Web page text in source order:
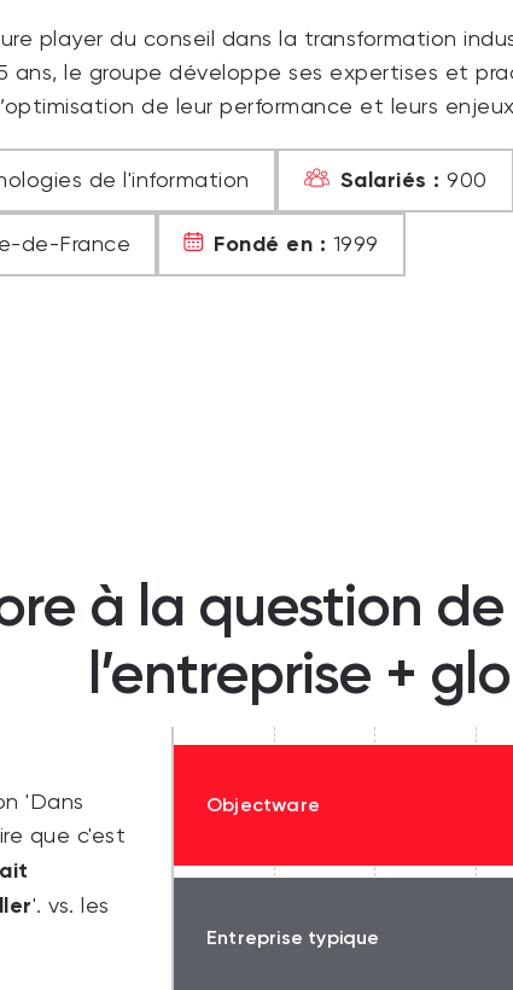
player du conseil dans la transformation
ans, le groupe développe ses expertises et
de leur performance et leurs
de l'information Salariés : 900
de-France Fondé en : 1999
à la question
l’entreprise +
'Dans
que c'est
'. vs. les
Objectware
Entreprise typique